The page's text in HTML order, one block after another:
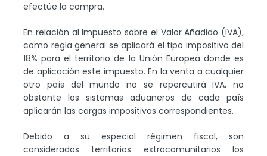
efectúe la compra.
En relación al Impuesto sobre el Valor Añadido (IVA),
como regla general se aplicará el tipo impositivo del
18% para el territorio de la Unión Europea donde es
de aplicación este impuesto. En la venta a cualquier
otro país del mundo no se repercutirá IVA, no
obstante los sistemas aduaneros de cada país
aplicarán las cargas impositivas correspondientes.
Debido a su especial régimen fiscal, son
considerados territorios extracomunitarios los